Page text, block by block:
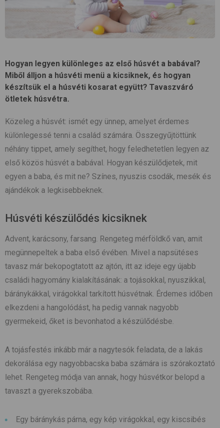
Hogyan legyen különleges az első húsvét a babával?
Miből álljon a húsvéti menü a kicsiknek, és hogyan
készítsük el a húsvéti kosarat együtt? Tavaszváró
ötletek húsvétra.
Közeleg a húsvét: ismét egy ünnep, amelyet érdemes
különlegessé tenni a család számára. Összegyűjtöttünk
néhány tippet, amely segíthet, hogy feledhetetlen legyen az
első közös húsvét a babával. Hogyan készülődjetek, mit
egyen a baba, és mit ne? Színes, nyuszis csodák, mesék és
ajándékok a legkisebbeknek.
Húsvéti készülődés kicsiknek
Advent, karácsony, farsang. Rengeteg mérföldkő van, amit
megünnepeltek a baba első évében. Mivel a napsütéses
tavasz már bekopogtatott az ajtón, itt az ideje egy újabb
családi hagyomány kialakításának: a tojásokkal, nyuszikkal,
báránykákkal, virágokkal tarkított húsvétnak. Érdemes időben
elkezdeni a hangolódást, ha pedig vannak nagyobb
gyermekeid, őket is bevonhatod a készülődésbe.
A tojásfestés inkább már a nagytesók feladata, de a lakás
dekorálása egy nagyobbacska baba számára is szórakoztató
lehet. Rengeteg módja van annak, hogy húsvétkor belopd a
tavaszt a gyerekszobába.
Egy báránykás párna, egy kép virágokkal, egy kiscsibés